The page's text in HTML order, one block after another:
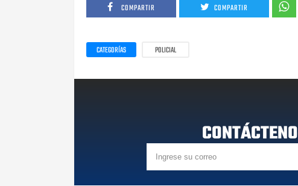
COMPARTIR COMPARTIR
CATEGORÍAS POLICIAL